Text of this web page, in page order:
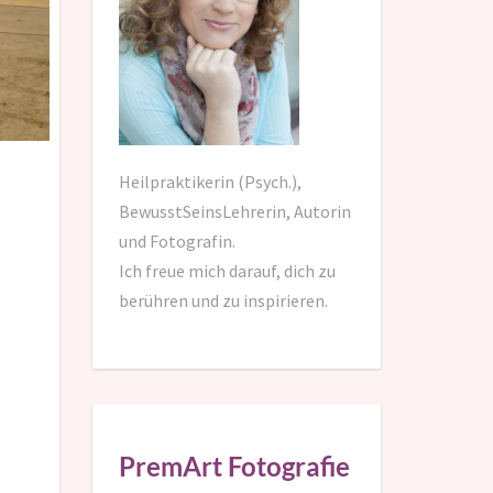
Heilpraktikerin (Psych.),
BewusstSeinsLehrerin, Autorin
und Fotografin.
Ich freue mich darauf, dich zu
berühren und zu inspirieren.
PremArt Fotografie